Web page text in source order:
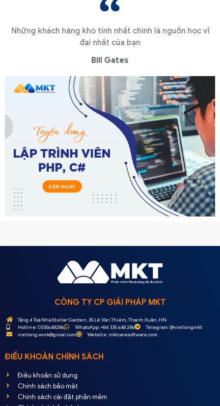
Những khách hàng khó tính nhất chính là nguồn học vĩ
đại nhất của bạn
Bill Gates
CÔNG TY CP GIẢI PHÁP MKT
Tầng 4 Toà Nhà Stellar Garden, 35 Lê Văn Thiêm, Thanh Xuân, HN
Hotline: 0335648286
WhatsApp: +84 335 648 286
Telegram: @vietlongmkt
vietlong.work@gmail.com
Website: mktcaresoftware.com
ĐIỀU KHOẢN CHÍNH SÁCH
Điều khoản sử dụng
Chính sách bảo mật
Chính sách cài đặt phần mềm